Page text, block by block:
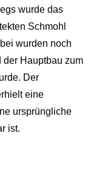
wurde das
Schmohl
wurden noch
der Hauptbau zum
Der
eine
ursprüngliche
ist.